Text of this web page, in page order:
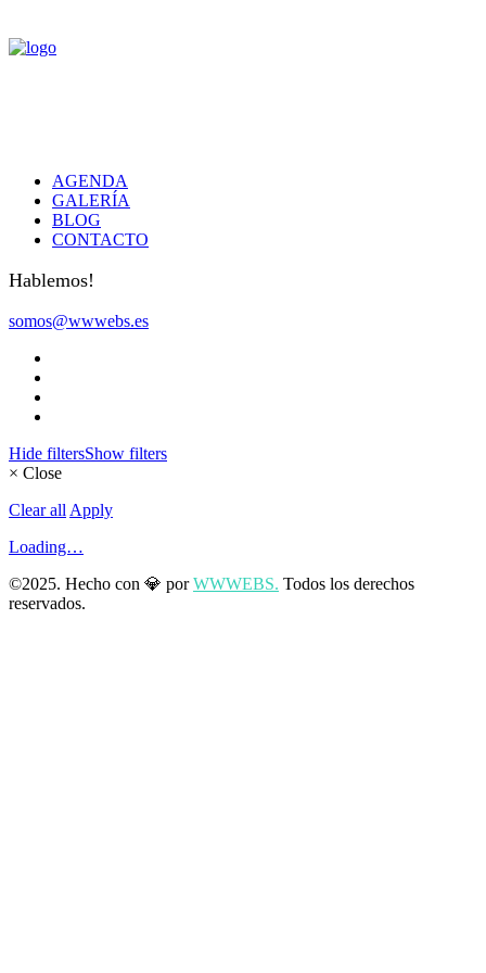
AGENDA
GALERÍA
BLOG
CONTACTO
Hablemos!
somos@wwwebs.es
Hide filtersShow filters
× Close
Clear all Apply
Loading…
©2025. Hecho con 💎 porWWWEBS. Todos los derechos
reservados.